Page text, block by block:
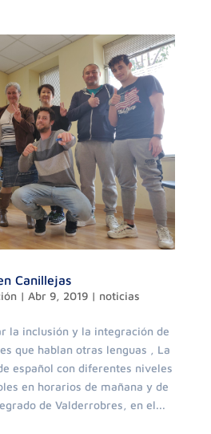
Canillejas
| Abr 9, 2019| noticias
la inclusión y la integración de
que hablan otras lenguas , La
español con diferentes niveles
en horarios de mañana y de
de Valderrobres, en el...